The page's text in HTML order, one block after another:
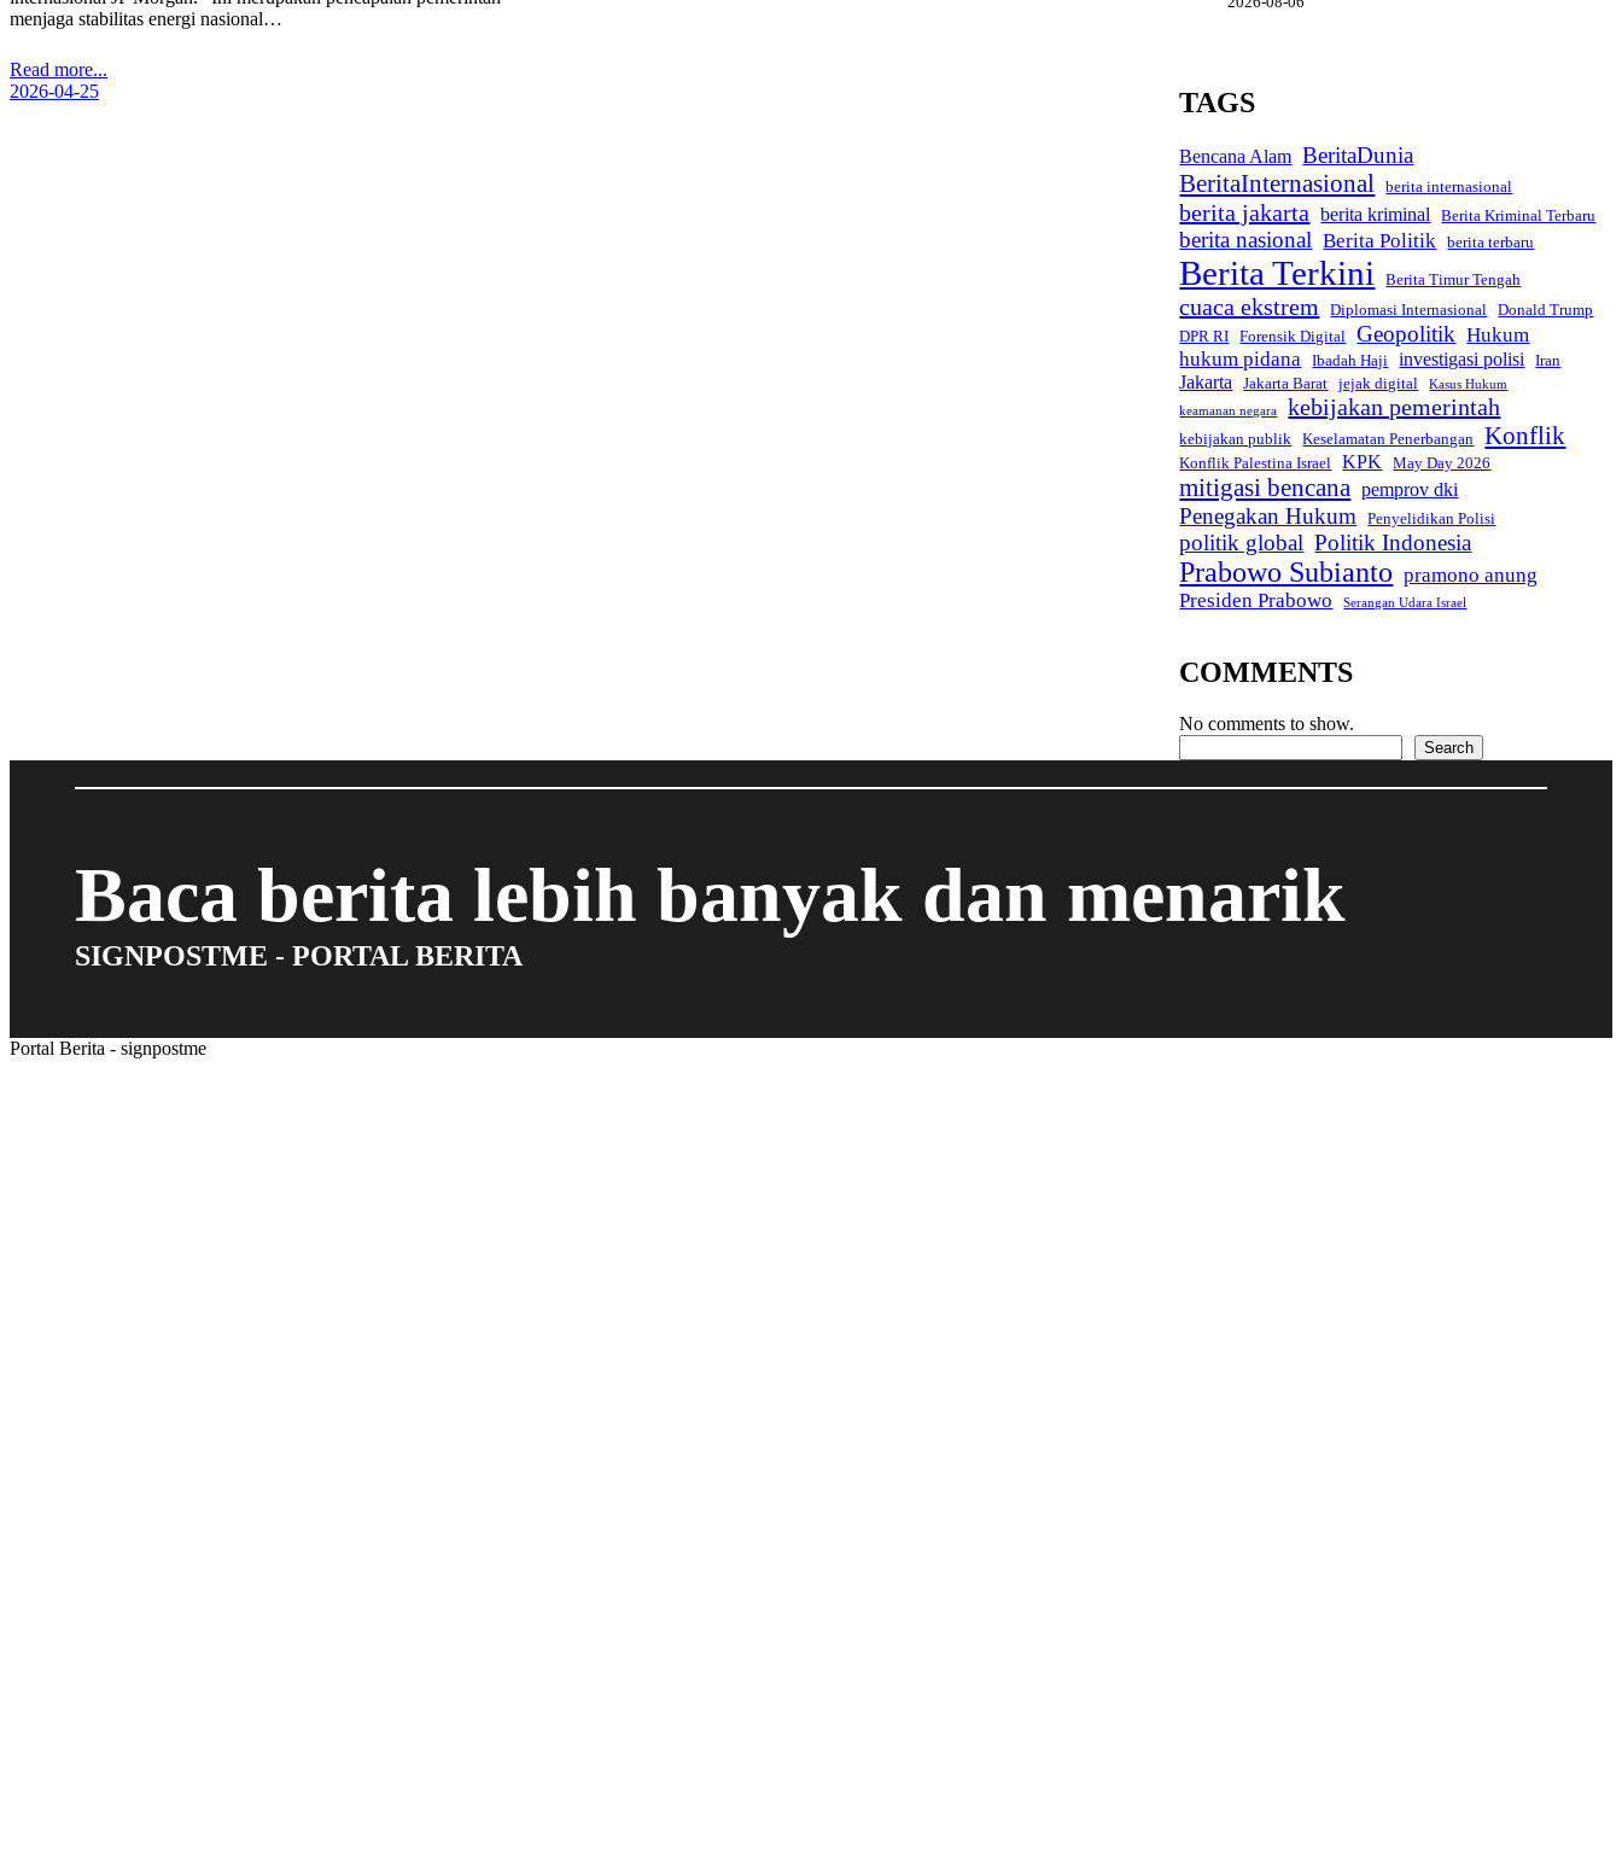
menjaga stabilitas energi nasional…
Read more...
2026-04-25
TAGS
Bencana Alam BeritaDunia
BeritaInternasional berita internasional
berita jakarta berita kriminal Berita Kriminal Terbaru
berita nasional Berita Politik berita terbaru
Berita Terkini Berita Timur Tengah
cuaca ekstrem Diplomasi Internasional
Donald Trump
DPR RI
Forensik Digital Geopolitik Hukum
hukum pidana
Ibadah Haji investigasi polisi Iran
Jakarta Jakarta Barat jejak digital
Kasus Hukum
keamanan negara
kebijakan pemerintah
kebijakan publik Keselamatan Penerbangan Konflik
Konflik Palestina Israel KPK May Day 2026
mitigasi bencana pemprov dki
Penegakan Hukum Penyelidikan Polisi
politik global Politik Indonesia
Prabowo Subianto pramono anung
Presiden Prabowo
Serangan Udara Israel
COMMENTS
No comments to show.
Search
Baca berita lebih banyak dan menarik
SIGNPOSTME - PORTAL BERITA
Portal Berita - signpostme